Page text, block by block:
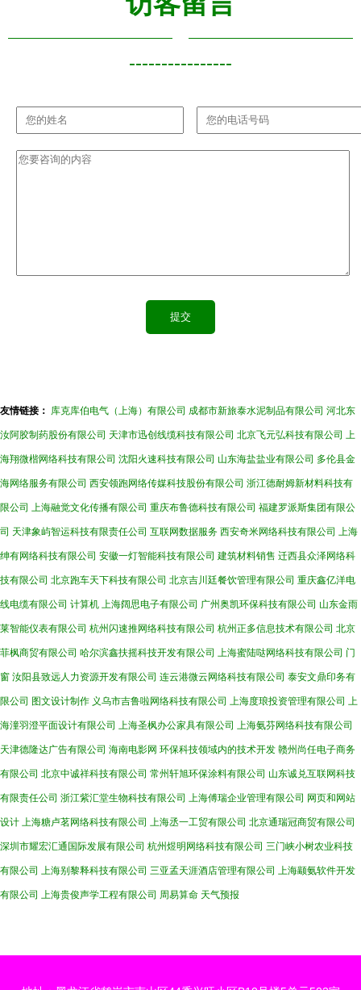
----------------
友情链接： 库克库伯电气（上海）有限公司 成都市新旅泰水泥制品有限公司 河北东
汝阿胶制药股份有限公司 天津市迅创线缆科技有限公司 北京飞元弘科技有限公司 上
海翔微楷网络科技有限公司 沈阳火速科技有限公司 山东海盐盐业有限公司 多伦县金
海网络服务有限公司 西安领跑网络传媒科技股份有限公司 浙江德耐姆新材料科技有
限公司 上海融觉文化传播有限公司 重庆布鲁德科技有限公司 福建罗派斯集团有限公
司 天津象屿智运科技有限责任公司 互联网数据服务 西安奇米网络科技有限公司 上海
绅有网络科技有限公司 安徽一灯智能科技有限公司 建筑材料销售 迁西县众泽网络科
技有限公司 北京跑车天下科技有限公司 北京吉川廷餐饮管理有限公司 重庆鑫亿洋电
线电缆有限公司 计算机 上海阔思电子有限公司 广州奥凯环保科技有限公司 山东金雨
莱智能仪表有限公司 杭州闪速推网络科技有限公司 杭州正多信息技术有限公司 北京
菲枫商贸有限公司 哈尔滨鑫扶摇科技开发有限公司 上海蜜陆哒网络科技有限公司 门
窗 汝阳县致远人力资源开发有限公司 连云港微云网络科技有限公司 泰安文鼎印务有
限公司 图文设计制作 义乌市吉鲁啦网络科技有限公司 上海度琅投资管理有限公司 上
海潼羽澄平面设计有限公司 上海圣枫办公家具有限公司 上海氨芬网络科技有限公司
天津德隆达广告有限公司 海南电影网 环保科技领域内的技术开发 赣州尚任电子商务
有限公司 北京中诚祥科技有限公司 常州轩旭环保涂料有限公司 山东诚兑互联网科技
有限责任公司 浙江紫汇堂生物科技有限公司 上海傅瑞企业管理有限公司 网页和网站
设计 上海糖卢茗网络科技有限公司 上海丞一工贸有限公司 北京通瑞冠商贸有限公司
深圳市耀宏汇通国际发展有限公司 杭州煜明网络科技有限公司 三门峡小树农业科技
有限公司 上海别黎释科技有限公司 三亚孟天涯酒店管理有限公司 上海颛氨软件开发
有限公司 上海贵俊声学工程有限公司 周易算命 天气预报